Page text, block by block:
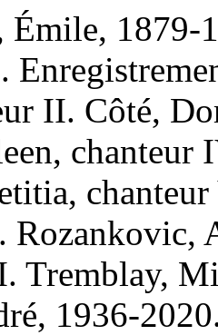
Émile, 1879-
II. Côté,
chanteur
Rozankovic,
Tremblay,
1936-